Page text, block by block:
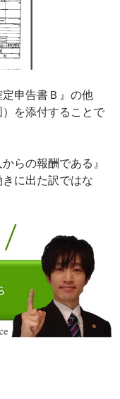
申告書Ｂ』の他
を添付することで
らの報酬である』
に出た訳ではな